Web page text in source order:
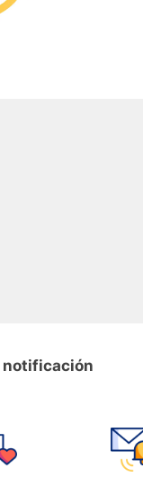
notificación